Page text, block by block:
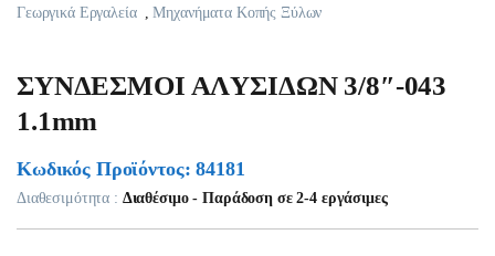
Γεωργικά Εργαλεία
,Μηχανήματα Κοπής Ξύλων
ΣYNΔEΣMOI AΛYΣIΔΩN 3/8″-043
1.1mm
Κωδικός Προϊόντος: 84181
Διαθεσιμότητα : Διαθέσιμο - Παράδοση σε 2-4 εργάσιμες